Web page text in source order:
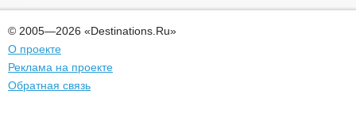
© 2005—2026 «Destinations.Ru»
О проекте
Реклама на проекте
Обратная связь